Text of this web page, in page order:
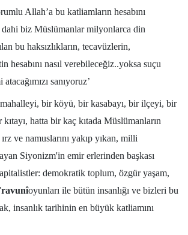
Allah’a bu katliamların hesabını
biz Müslümanlar milyonlarca din
bu haksızlıkların, tecavüzlerin,
hesabını nasıl verebileceğiz..yoksa suçu
sanıyoruz’
bir köyü, bir kasabayı, bir ilçeyi, bir
hatta bir kaç kıtada Müslümanların
ve namuslarını yakıp yıkan, milli
Siyonizm'in emir erlerinden başkası
demokratik toplum, özgür yaşam,
oyunları ile bütün insanlığı ve bizleri bu
insanlık tarihinin en büyük katliamını